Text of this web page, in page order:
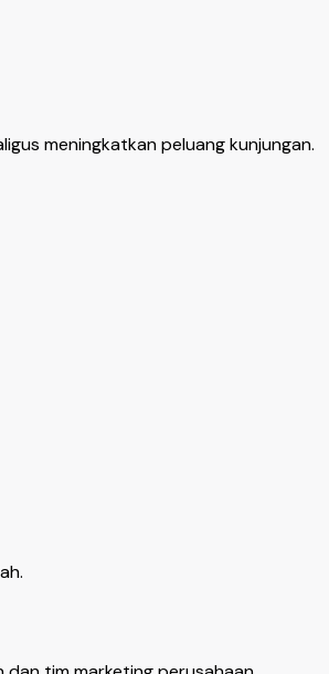
meningkatkan peluang kunjungan.